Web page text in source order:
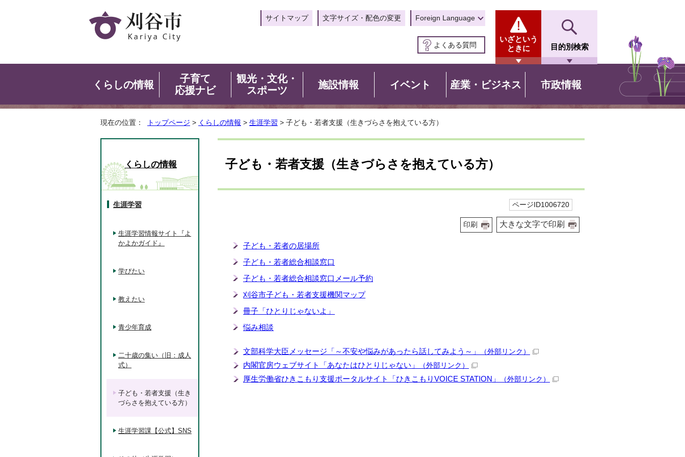
サイトマップ 文字サイズ・配色の変更 Foreign Language
よくある質問
いざという
ときに
目的別検索
くらしの情報
子育て
応援ナビ
観光・文化・
スポーツ
施設情報 イベント 産業・ビジネス 市政情報
現在の位置： トップページ > くらしの情報 > 生涯学習 > 子ども・若者支援（生きづらさを抱えている方）
子ども・若者支援（生きづらさを抱えている方）
ページID1006720
印刷 大きな文字で印刷
子ども・若者の居場所
子ども・若者総合相談窓口
子ども・若者総合相談窓口メール予約
刈谷市子ども・若者支援機関マップ
冊子「ひとりじゃないよ」
悩み相談
文部科学大臣メッセージ「～不安や悩みがあったら話してみよう～」 （外部リンク）
内閣官房ウェブサイト「あなたはひとりじゃない」 （外部リンク）
厚生労働省ひきこもり支援ポータルサイト「ひきこもりVOICE STATION」 （外部リンク）
くらしの情報
生涯学習
生涯学習情報サイト『よ
かよかガイド』
学びたい
教えたい
青少年育成
二十歳の集い（旧：成人
式）
子ども・若者支援（生き
づらさを抱えている方）
生涯学習課【公式】SNS